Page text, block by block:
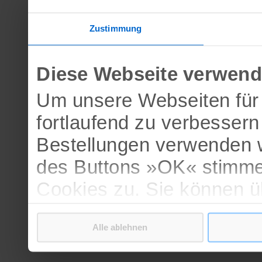
Zustimmung
Diese Webseite
Um unsere Webseiten
fortlaufend zu
Bestellungen
des Buttons »OK«
Cookies zu. Sie können
verschiedenen Cookies
bestätigen.
Weitere Informationen
Alle ablehnen